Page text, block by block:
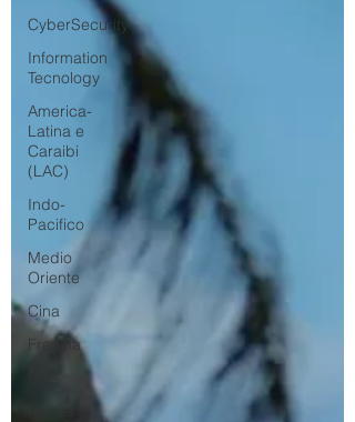
CyberSecurity
Information
Tecnology
America-
Latina e
Caraibi
(LAC)
Indo-
Pacifico
Medio
Oriente
Cina
Francia